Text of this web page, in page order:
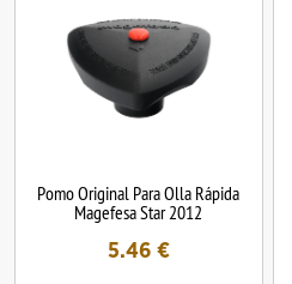
Pomo Original Para Olla Rápida
Magefesa Star 2012
5.46 €